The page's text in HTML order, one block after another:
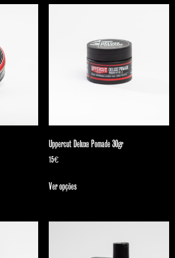
Uppercut Deluxe Pomade 30gr
15€
Ver opções